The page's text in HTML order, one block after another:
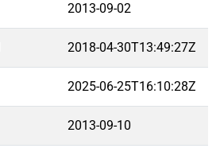
2013-09-02
2018-04-30T13:49:27Z
2025-06-25T16:10:28Z
2013-09-10